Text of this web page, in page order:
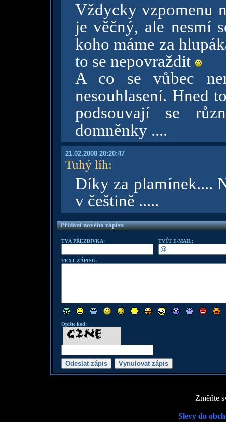
Vždycky vzpomenu
je věčný, ale nesmí
koho máme za
to se nepovraždit
A co se vůbec
nesouhlasení. Hned
podsouvají se
domněnky ....
21.02.2008 20:20:47
Tuhý líh:
Díky za plamínek....
v češtině .....
Přidání nového zápisu
TVÁ PŘEZDÍVKA: TVŮJ E-MAIL:
TEXT ZÁPISU:
Opište kod:
Změňte
Slevy do